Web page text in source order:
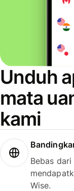
Unduh
mata
kami
Bebas
Wise.